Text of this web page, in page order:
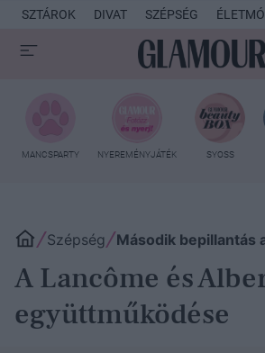
SZTÁROK DIVAT SZÉPSÉG
MANCSPARTY NYEREMÉNYJÁTÉK SYOSS
Szépség Második bepillantás
A Lancôme és
együttműködése